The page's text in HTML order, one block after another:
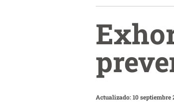
Actualizado: 10 septiembre